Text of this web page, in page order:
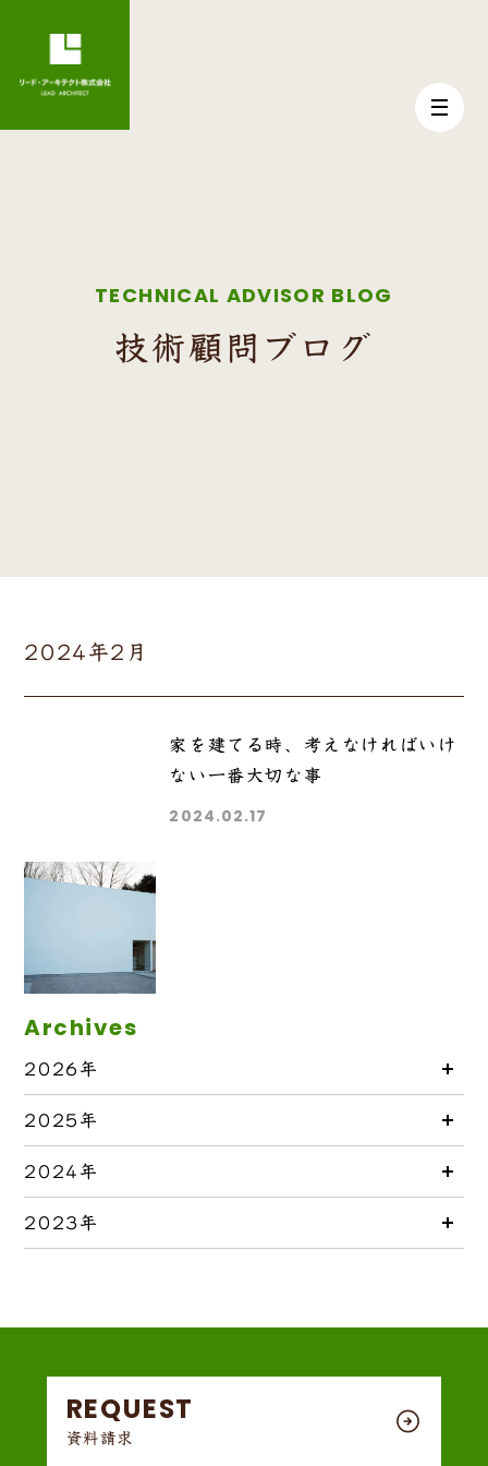
TECHNICAL ADVISOR BLOG
技術顧問ブログ
2024年2月
家を建てる時、考えなければいけ
ない一番大切な事
2024.02.17
Category
Archives
2026年
2025年
2024年
2023年
REQUEST
資料請求